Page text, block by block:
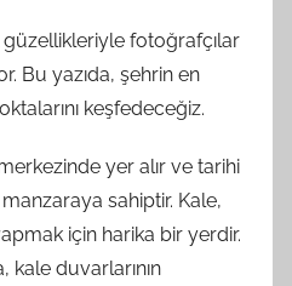
fotoğrafçılar
Bu yazıda, şehrin en
keşfedeceğiz.
yer alır ve tarihi
sahiptir. Kale,
için harika bir yerdir.
kale duvarlarının